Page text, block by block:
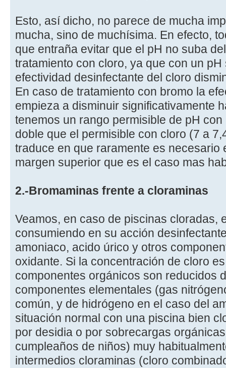
Esto, así dicho, no parece de mucha
mucha, sino de muchísima. En efecto,
que entraña evitar que el pH no suba
tratamiento con cloro, ya que con un
efectividad desinfectante del cloro
En caso de tratamiento con bromo la
empieza a disminuir significativamente
tenemos un rango permisible de pH
doble que el permisible con cloro (7 a
traduce en que raramente es necesario
margen superior que es el caso mas
2.-Bromaminas frente a cloraminas
Veamos, en caso de piscinas cloradas,
consumiendo en su acción
amoniaco, acido úrico y otros
oxidante. Si la concentración de cloro
componentes orgánicos son reducidos
componentes elementales (gas
común, y de hidrógeno en el caso del
situación normal con una piscina bien
por desidia o por sobrecargas
cumpleaños de niños) muy
intermedios cloraminas (cloro